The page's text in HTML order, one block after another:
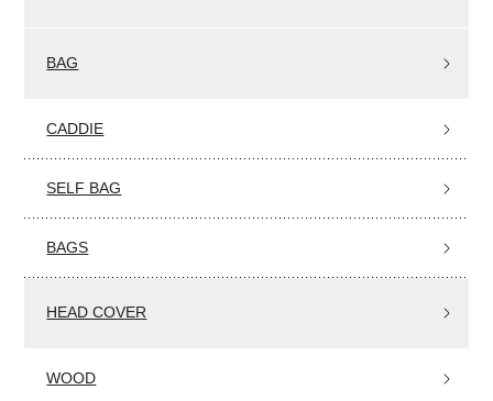
BAG
CADDIE
SELF BAG
BAGS
HEAD COVER
WOOD